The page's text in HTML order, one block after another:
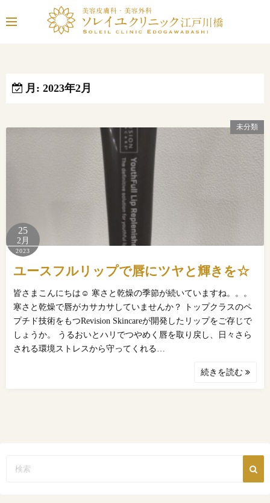
ン
月: 2023年2月
未分類
25
2月
2023
ユースフルリップで唇にツヤと輝きを☆
皆さまこんにちは☺ 寒さと乾燥の季節が続いていますね。。。
寒さと乾燥で唇がカサカサしていませんか？ トップクラスのペ
プチド技術をもつRevision Skincareが開発したリップをご存じで
しょうか。 うるおいとハリでつやめく唇を取り戻し、日々さら
される環境ストレスから守ってくれる…
続きを読む